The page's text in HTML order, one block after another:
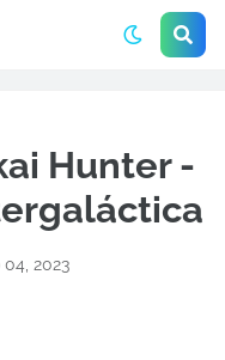
Hunter -
2023